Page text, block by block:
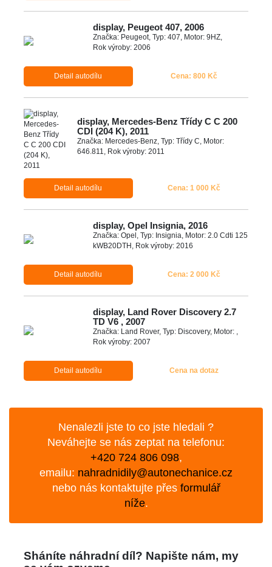
display, Peugeot 407, 2006
Značka: Peugeot, Typ: 407, Motor: 9HZ,
Rok výroby: 2006
Detail autodílu Cena: 800 Kč
display, Mercedes-Benz Třídy C C 200
CDI (204 K), 2011
Značka: Mercedes-Benz, Typ: Třídy C, Motor:
646.811, Rok výroby: 2011
Detail autodílu Cena: 1 000 Kč
display, Opel Insignia, 2016
Značka: Opel, Typ: Insignia, Motor: 2.0 Cdti 125
kWB20DTH, Rok výroby: 2016
Detail autodílu Cena: 2 000 Kč
display, Land Rover Discovery 2.7
TD V6 , 2007
Značka: Land Rover, Typ: Discovery, Motor: ,
Rok výroby: 2007
Detail autodílu Cena na dotaz
Nenalezli jste to co jste hledali ?
Neváhejte se nás zeptat na telefonu:
+420 724 806 098,
emailu: nahradnidily@autonechanice.cz
nebo nás kontaktujte přes formulář
níže.
Sháníte náhradní díl? Napište nám, my